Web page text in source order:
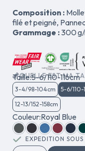
Composition :
filé et peigné,
Grammage :300 g/
QUELLE EST MA
Taille 5-6/110-116cm
3-4/98-104cm 5-6/110-
12-13/152-158cm
Couleur Royal Blue
EXPEDITION